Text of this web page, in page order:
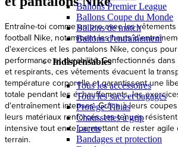
Ballons Premier League
Ballons Coupe du Monde
Ballons de match
Ballons d'entraînement
Indispensables
Tous les accessoires
Tous les sacs et bagages
Protège-Tibias
Chaussettes à grip
Lacets
Bandages et protection
Entraîne-toi comme un pro avec les
football Nike, notamment les hauts
d'exercices et les pantalons Nike, conçus
performance et durabilité. Confectionnés
et respirants, ces vêtements évacuent la
température corporelle et garantissent une
totale pendant les échauffements, les
d'entraînement intenses. Grâce à leurs
leurs matériaux renforcés, tes tenues
intensive tout en te permettant de rester
terrain.